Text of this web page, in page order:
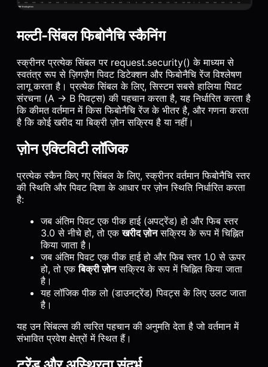
मल्टी-सिंबल फिबोनैचि स्कैनिंग
स्क्रीनर प्रत्येक सिंबल पर request.security() के माध्यम से
स्वतंत्र रूप से ज़िगज़ैग पिवट डिटेक्शन और फिबोनैचि रेंज विश्लेषण
लागू करता है। प्रत्येक सिंबल के लिए, सिस्टम सबसे हालिया पिवट
संरचना (A → B पिवट्स) की पहचान करता है, यह निर्धारित करता है
कि कीमत वर्तमान में किस फिबोनैचि रेंज के भीतर है, और गणना करता
है कि कोई खरीद या बिक्री ज़ोन सक्रिय है या नहीं।
ज़ोन एक्टिविटी लॉजिक
प्रत्येक स्कैन किए गए सिंबल के लिए, स्क्रीनर वर्तमान फिबोनैचि स्तर
की स्थिति और पिवट दिशा के आधार पर ज़ोन स्थिति निर्धारित करता
है:
जब अंतिम पिवट एक पीक हाई (अपट्रेंड) हो और फिब स्तर
3.0 से नीचे हो, तो एकखरीद ज़ोनसक्रिय के रूप में चिह्नित
किया जाता है।
जब अंतिम पिवट एक पीक हाई हो और फिब स्तर 1.0 से ऊपर
हो, तो एकबिक्री ज़ोनसक्रिय के रूप में चिह्नित किया जाता
है।
यह लॉजिक पीक लो (डाउनट्रेंड) पिवट्स के लिए उलट जाता
है।
यह उन सिंबल्स की त्वरित पहचान की अनुमति देता है जो वर्तमान में
संभावित प्रवेश क्षेत्रों में स्थित हैं।